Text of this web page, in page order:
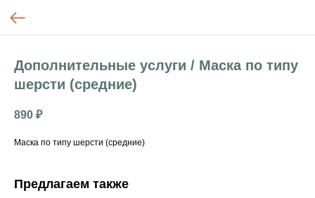
Дополнительные услуги / Маска по типу
шерсти (средние)
890 ₽
Маска по типу шерсти (средние)
Предлагаем также